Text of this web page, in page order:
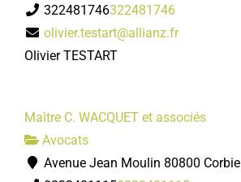
322481746322481746
olivier.testart@allianz.fr
Olivier TESTART
Maître C. WACQUET et associés
Avocats
Avenue Jean Moulin 80800 Corbie